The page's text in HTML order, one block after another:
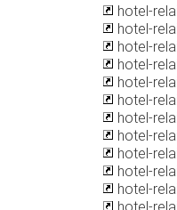
hotel-
hotel-
hotel-
hotel-
hotel-
hotel-
hotel-
hotel-
hotel-
hotel-
hotel-